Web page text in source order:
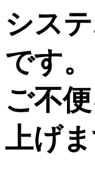
シス
です。
ご不
上げま